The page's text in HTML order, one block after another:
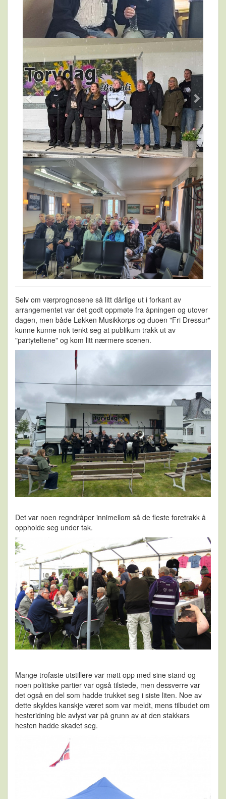
Selv om værprognosene så litt dårlige ut i forkant av
arrangementet var det godt oppmøte fra åpningen og utover
dagen, men både Løkken Musikkorps og duoen "Fri Dressur"
kunne kunne nok tenkt seg at publikum trakk ut av
"partyteltene" og kom litt nærmere scenen.
Det var noen regndråper innimellom så de fleste foretrakk å
oppholde seg under tak.
Mange trofaste utstillere var møtt opp med sine stand og
noen politiske partier var også tilstede, men dessverre var
det også en del som hadde trukket seg i siste liten. Noe av
dette skyldes kanskje været som var meldt, mens tilbudet om
hesteridning ble avlyst var på grunn av at den stakkars
hesten hadde skadet seg.